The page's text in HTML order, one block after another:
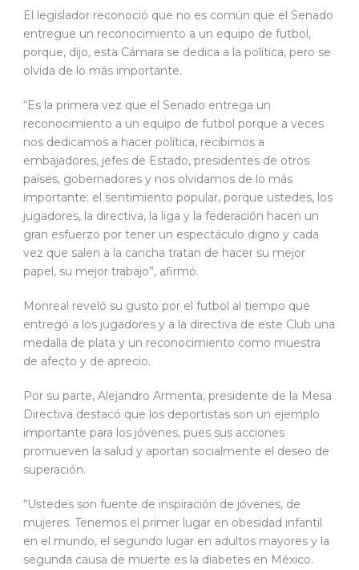
El legislador reconoció que no es común que el Senado
entregue un reconocimiento a un equipo de futbol,
porque, dijo, esta Cámara se dedica a la política, pero se
olvida de lo más importante.
“Es la primera vez que el Senado entrega un
reconocimiento a un equipo de futbol porque a veces
nos dedicamos a hacer política, recibimos a
embajadores, jefes de Estado, presidentes de otros
países, gobernadores y nos olvidamos de lo más
importante: el sentimiento popular, porque ustedes, los
jugadores, la directiva, la liga y la federación hacen un
gran esfuerzo por tener un espectáculo digno y cada
vez que salen a la cancha tratan de hacer su mejor
papel, su mejor trabajo”, afirmó.
Monreal reveló su gusto por el futbol al tiempo que
entregó a los jugadores y a la directiva de este Club una
medalla de plata y un reconocimiento como muestra
de afecto y de aprecio.
Por su parte, Alejandro Armenta, presidente de la Mesa
Directiva destacó que los deportistas son un ejemplo
importante para los jóvenes, pues sus acciones
promueven la salud y aportan socialmente el deseo de
superación.
“Ustedes son fuente de inspiración de jóvenes, de
mujeres. Tenemos el primer lugar en obesidad infantil
en el mundo, el segundo lugar en adultos mayores y la
segunda causa de muerte es la diabetes en México.